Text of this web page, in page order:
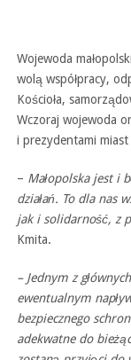
Wojewoda
wolą współpracy,
Kościoła,
Wczoraj wojewoda
i prezydentami
– Małopolska jest i
działań. To dla nas
jak i solidarność, z
Kmita.
– Jednym z
ewentualnym
bezpiecznego
adekwatne do